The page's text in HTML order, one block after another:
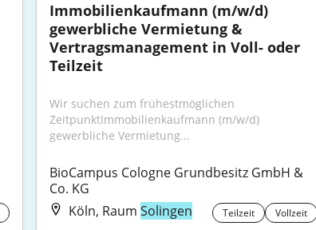
Immobilienkaufmann (m/w/d)
gewerbliche Vermietung &
Vertragsmanagement in Voll- oder
Teilzeit
Wir suchen zum frühestmöglichen
ZeitpunktImmobilienkaufmann (m/w/d)
gewerbliche Vermietung...
BioCampus Cologne Grundbesitz GmbH &
Co. KG
Köln, RaumSolingen Teilzeit Vollzeit